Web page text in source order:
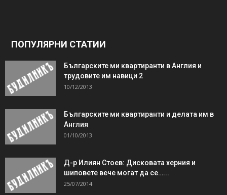
ПОПУЛЯРНИ СТАТИИ
Българските ми квартиранти в Англия и
трудовите им навици 2
10/12/2013
Българските ми квартиранти и делата им в
Англия
01/10/2013
Д-р Илиян Стоев: Дисковата херния и
шиповете вече могат да се…...
25/07/2014